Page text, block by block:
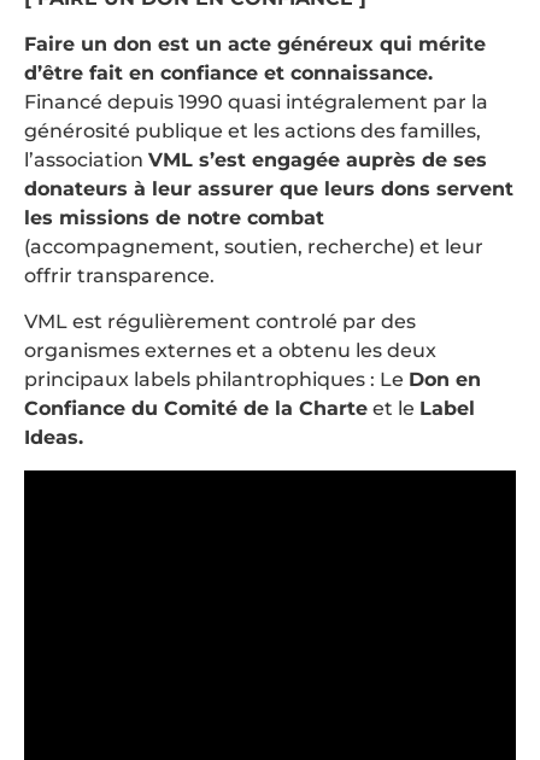
Faire un don est un acte généreux qui mérite
d’être fait en confiance et connaissance.
Financé depuis 1990 quasi intégralement par la
générosité publique et les actions des familles,
l’association VML s’est engagée auprès de ses
donateurs à leur assurer que leurs dons servent
les missions de notre combat
(accompagnement, soutien, recherche) et leur
offrir transparence.
VML est régulièrement controlé par des
organismes externes et a obtenu les deux
principaux labels philantrophiques : Le Don en
Confiance du Comité de la Charte et le Label
Ideas.